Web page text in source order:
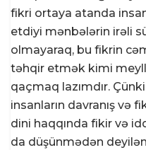
fikri ortaya atanda
etdiyi mənbələrin irəli
olmayaraq, bu fikrin
təhqir etmək kimi
qaçmaq lazımdır.
insanların davranış və
dini haqqında fikir və
da düşünmədən